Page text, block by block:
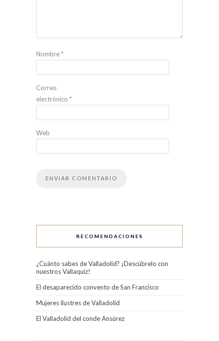
Nombre*
Correo
electrónico *
Web
RECOMENDACIONES
¿Cuánto sabes de Valladolid? ¡Descúbrelo con
nuestros Vallaquiz!
El desaparecido convento de San Francisco
Mujeres ilustres de Valladolid
El Valladolid del conde Ansúrez